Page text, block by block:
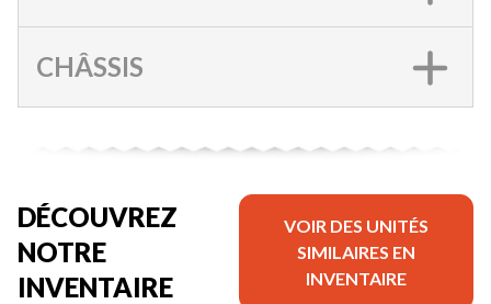
CHÂSSIS
DÉCOUVREZ
NOTRE
INVENTAIRE
VOIR DES UNITÉS
SIMILAIRES EN
INVENTAIRE